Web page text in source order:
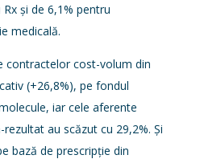
şi de 6,1% pentru
medicală.
contractelor cost-volum din
(+26,8%), pe fondul
iar cele aferente
au scăzut cu 29,2%. Și
bază de prescripție din